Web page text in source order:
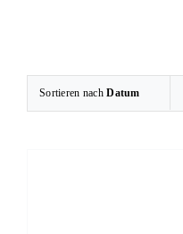
Sortieren nachDatum